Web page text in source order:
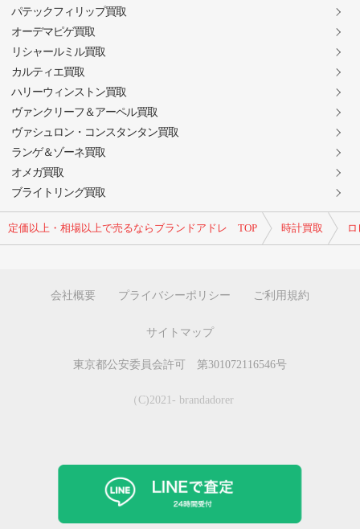
定価以上・相場以上で売るならブランドアドレ TOP 時計買取
パテックフィリップ買取
オーデマピゲ買取
リシャールミル買取
カルティエ買取
ハリーウィンストン買取
ヴァンクリーフ＆アーペル買取
ヴァシュロン・コンスタンタン買取
ランゲ＆ゾーネ買取
オメガ買取
ブライトリング買取
会社概要 プライバシーポリシー ご利用規約
サイトマップ
東京都公安委員会許可 第301072116546号
（C)2021- brandadorer